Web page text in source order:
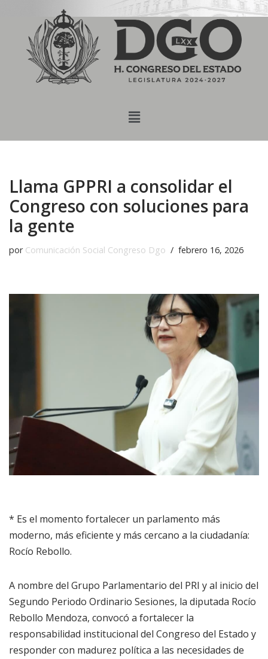
Saltar
contenido
Llama GPPRI a consolidar el
Congreso con soluciones para
la gente
por Comunicación Social Congreso Dgo febrero 16, 2026
* Es el momento fortalecer un parlamento más
moderno, más eficiente y más cercano a la ciudadanía:
Rocío Rebollo.
A nombre del Grupo Parlamentario del PRI y al inicio del
Segundo Periodo Ordinario Sesiones, la diputada Rocío
Rebollo Mendoza, convocó a fortalecer la
responsabilidad institucional del Congreso del Estado y
responder con madurez política a las necesidades de